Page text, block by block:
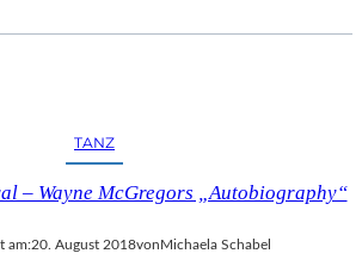
TANZ
– Wayne McGregors „Autobiography“
am:20. August 2018von Michaela Schabel